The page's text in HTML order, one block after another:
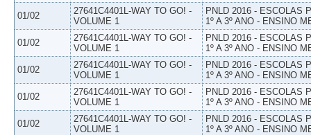
01/02
27641C4401L-WAY TO GO! -
VOLUME 1
PNLD 2016 - ESCOLAS
1º A 3º ANO - ENSINO
01/02
27641C4401L-WAY TO GO! -
VOLUME 1
PNLD 2016 - ESCOLAS
1º A 3º ANO - ENSINO
01/02
27641C4401L-WAY TO GO! -
VOLUME 1
PNLD 2016 - ESCOLAS
1º A 3º ANO - ENSINO
01/02
27641C4401L-WAY TO GO! -
VOLUME 1
PNLD 2016 - ESCOLAS
1º A 3º ANO - ENSINO
01/02
27641C4401L-WAY TO GO! -
VOLUME 1
PNLD 2016 - ESCOLAS
1º A 3º ANO - ENSINO